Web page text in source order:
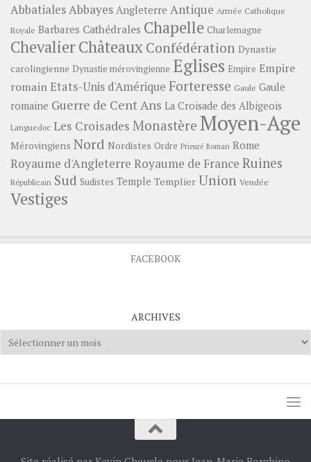
Abbatiales Abbayes Angleterre Antique Armée Catholique
Royale Barbares Cathédrales Chapelle Charlemagne
ChevalierChâteauxConfédération Dynastie
carolingienne Dynastie mérovingienne Eglises Empire Empire
romainEtats-Unis d'Amérique Forteresse Gaule Gaule
romaine Guerre de Cent Ans La Croisade des Albigeois
Languedoc Les Croisades Monastère Moyen-Age
Mérovingiens Nord Nordistes Ordre Prieuré Roman Rome
Royaume d'Angleterre Royaume de France Ruines
Républicain Sud Sudistes Temple Templier Union Vendée
Vestiges
FACEBOOK
ARCHIVES
Archives